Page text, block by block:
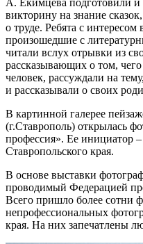
А. Екимцева подготовили и
викторину на знание
о труде. Ребята с
произошедшие с
читали вслух отрывки из
рассказывающих о том,
человек, рассуждали на
и рассказывали о своих
В картинной галерее
(г.Ставрополь) открылась
профессия». Ее инициатор
Ставропольского края.
В основе выставки
проводимый Федерацией
Всего пришло более сотни
непрофессиональных
края. На них запечатлены